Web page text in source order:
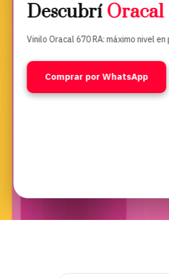
Descubrí Oracal
Vinilo Oracal 670 RA: máximo nivel
Comprar por WhatsApp